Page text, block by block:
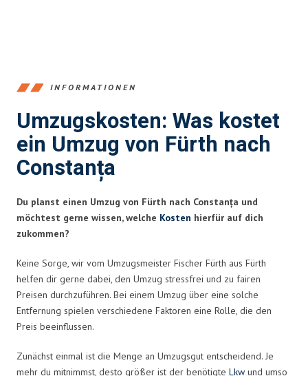
INFORMATIONEN
Umzugskosten: Was kostet
ein Umzug von Fürth nach
Constanța
Du planst einen Umzug von Fürth nach Constanța und
möchtest gerne wissen, welche Kosten hierfür auf dich
zukommen?
Keine Sorge, wir vom Umzugsmeister Fischer Fürth aus Fürth
helfen dir gerne dabei, den Umzug stressfrei und zu fairen
Preisen durchzuführen. Bei einem Umzug über eine solche
Entfernung spielen verschiedene Faktoren eine Rolle, die den
Preis beeinflussen.
Zunächst einmal ist die Menge an Umzugsgut entscheidend. Je
mehr du mitnimmst, desto größer ist der benötigte Lkw und umso